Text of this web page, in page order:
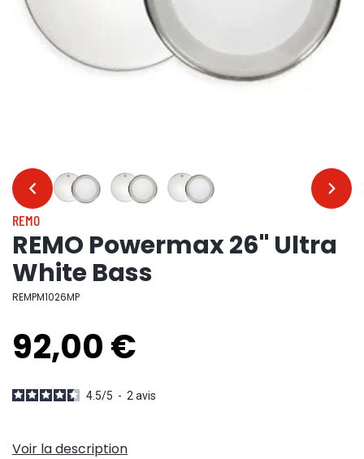
… …
REMO
REMO Powermax 26" Ultra
White Bass
REMPM1026MP
92,00 €
4.5/5 - 2 avis
Voir la description